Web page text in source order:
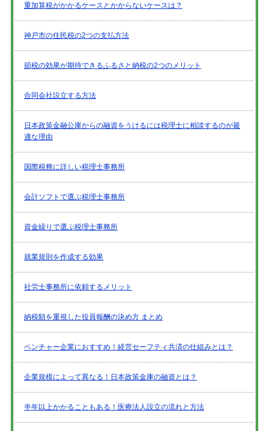
重加算税がかかるケースとかからないケースは？
神戸市の住民税の2つの支払方法
節税の効果が期待できるふるさと納税の2つのメリット
合同会社設立する方法
日本政策金融公庫からの融資をうけるには税理士に相談するのが最
適な理由
国際税務に詳しい税理士事務所
会計ソフトで選ぶ税理士事務所
資金繰りで選ぶ税理士事務所
就業規則を作成する効果
社労士事務所に依頼するメリット
納税額を重視した役員報酬の決め方 まとめ
ベンチャー企業におすすめ！経営セーフティ共済の仕組みとは？
企業規模によって異なる！日本政策金庫の融資とは？
半年以上かかることもある！医療法人設立の流れと方法